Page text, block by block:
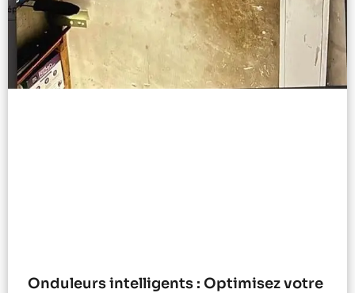
Onduleurs intelligents : Optimisez votre